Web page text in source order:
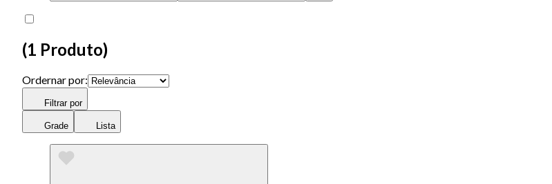
(1 Produto)
Ordernar por:
Filtrar por
Grade Lista